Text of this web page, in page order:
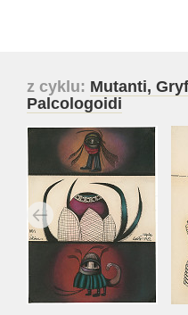
z cyklu: Mutanti,
Palcologoidi